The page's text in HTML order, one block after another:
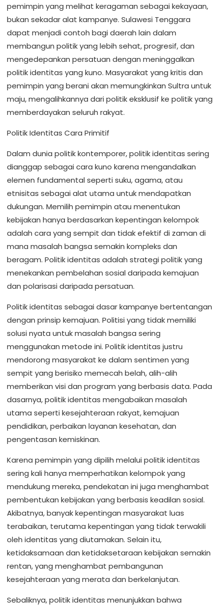
pemimpin yang melihat keragaman sebagai kekayaan,
bukan sekadar alat kampanye. Sulawesi Tenggara
dapat menjadi contoh bagi daerah lain dalam
membangun politik yang lebih sehat, progresif, dan
mengedepankan persatuan dengan meninggalkan
politik identitas yang kuno. Masyarakat yang kritis dan
pemimpin yang berani akan memungkinkan Sultra untuk
maju, mengalihkannya dari politik eksklusif ke politik yang
memberdayakan seluruh rakyat.
Politik Identitas Cara Primitif
Dalam dunia politik kontemporer, politik identitas sering
dianggap sebagai cara kuno karena mengandalkan
elemen fundamental seperti suku, agama, atau
etnisitas sebagai alat utama untuk mendapatkan
dukungan. Memilih pemimpin atau menentukan
kebijakan hanya berdasarkan kepentingan kelompok
adalah cara yang sempit dan tidak efektif di zaman di
mana masalah bangsa semakin kompleks dan
beragam. Politik identitas adalah strategi politik yang
menekankan pembelahan sosial daripada kemajuan
dan polarisasi daripada persatuan.
Politik identitas sebagai dasar kampanye bertentangan
dengan prinsip kemajuan. Politisi yang tidak memiliki
solusi nyata untuk masalah bangsa sering
menggunakan metode ini. Politik identitas justru
mendorong masyarakat ke dalam sentimen yang
sempit yang berisiko memecah belah, alih-alih
memberikan visi dan program yang berbasis data. Pada
dasarnya, politik identitas mengabaikan masalah
utama seperti kesejahteraan rakyat, kemajuan
pendidikan, perbaikan layanan kesehatan, dan
pengentasan kemiskinan.
Karena pemimpin yang dipilih melalui politik identitas
sering kali hanya memperhatikan kelompok yang
mendukung mereka, pendekatan ini juga menghambat
pembentukan kebijakan yang berbasis keadilan sosial.
Akibatnya, banyak kepentingan masyarakat luas
terabaikan, terutama kepentingan yang tidak terwakili
oleh identitas yang diutamakan. Selain itu,
ketidaksamaan dan ketidaksetaraan kebijakan semakin
rentan, yang menghambat pembangunan
kesejahteraan yang merata dan berkelanjutan.
Sebaliknya, politik identitas menunjukkan bahwa